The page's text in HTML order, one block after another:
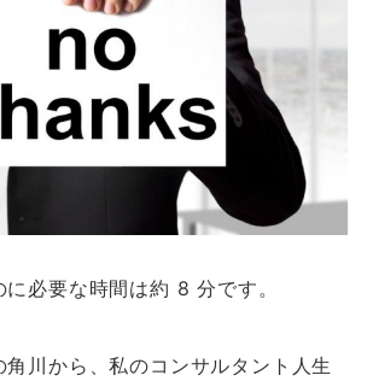
必要な時間は約 8 分です。
角川から、私のコンサルタント人生